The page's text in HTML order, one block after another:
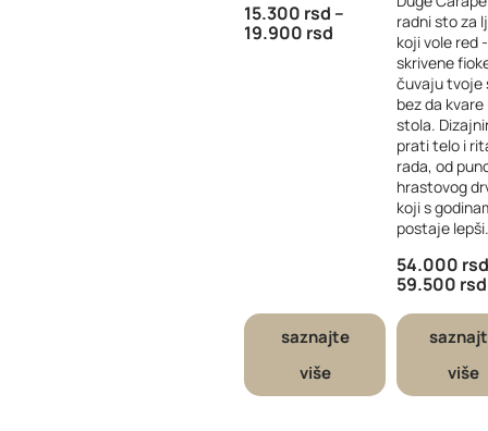
15.300 rsd –
19.900 rsd
saznajte
više
radni sto za
koji vole red
skrivene
čuvaju tvoje
bez da kvare
stola.
prati telo i
rada, od
hrastovog
koji s
postaje lepši.
54.000 rsd
59.500 rsd
više